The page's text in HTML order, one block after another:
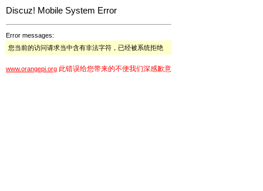
Discuz! Mobile System Error
Error messages:
您当前的访问请求当中含有非法字符，已经被系统拒绝
www.orangepi.org 此错误给您带来的不便我们深感歉意